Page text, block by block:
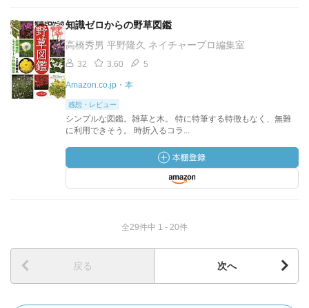
知識ゼロからの野草図鑑
高橋秀男 平野隆久 ネイチャープロ編集室
32 3.60 5
Amazon.co.jp・本
感想・レビュー
シンプルな図鑑。雑草と木。 特に特筆する特徴もなく、無難
に利用できそう。 時折入るコラ...
全29件中 1 - 20件
戻る 次へ